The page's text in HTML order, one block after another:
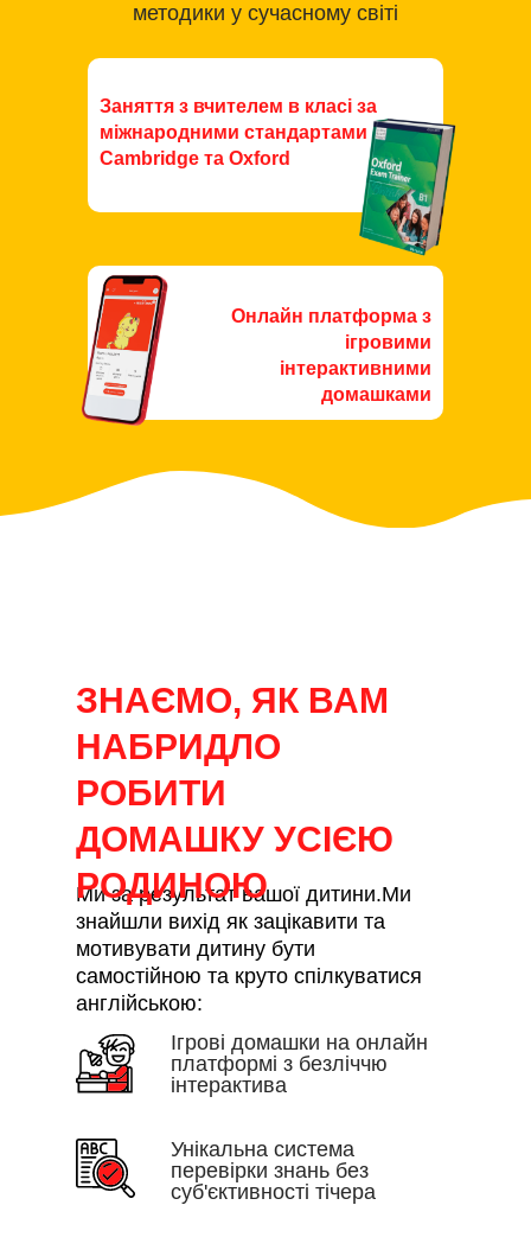
методики у сучасному світі
Онлайн платформа з
ігровими
інтерактивними
домашками
Заняття з вчителем в класі за
міжнародними стандартами
Cambridge та Oxford
Iгрові домашки на онлайн
платформі з безліччю
інтерактива
Ми за результат вашої дитини.Ми
знайшли вихід як зацікавити та
мотивувати дитину бути
самостійною та круто спілкуватися
англійською:
ЗНАЄМО, ЯК ВАМ
НАБРИДЛО
РОБИТИ
ДОМАШКУ УСІЄЮ
РОДИНОЮ
Унікальна система
перевірки знань без
суб'єктивності тічера